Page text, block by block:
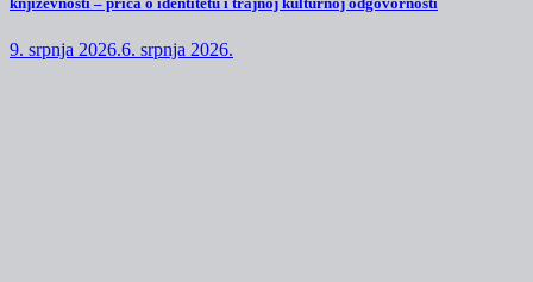
9. srpnja 2026.6. srpnja 2026.